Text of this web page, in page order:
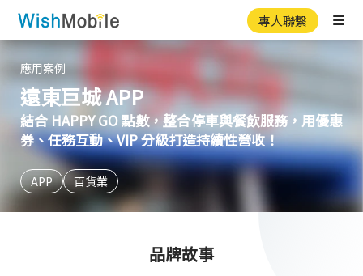
專人聯繫
應用案例
遠東巨城 APP
結合 HAPPY GO 點數，整合停車與餐飲服務，用優惠
券、任務互動、VIP 分級打造持續性營收！
APP 百貨業
品牌故事